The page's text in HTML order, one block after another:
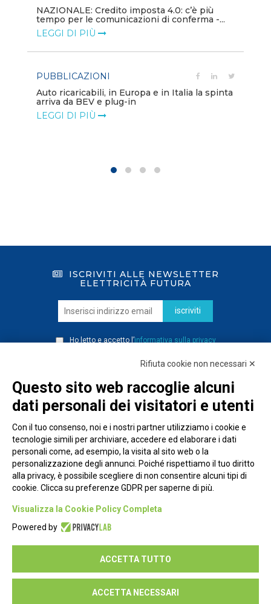
NAZIONALE: Credito imposta 4.0: c’è più
tempo per le comunicazioni di conferma -...
LEGGI DI PIÙ
PUBBLICAZIONI
Auto ricaricabili, in Europa e in Italia la spinta
arriva da BEV e plug-in
LEGGI DI PIÙ
ISCRIVITI ALLE NEWSLETTER
ELETTRICITÀ FUTURA
iscriviti
Ho letto e accetto l’informativa sulla privacy
Piazza Alessandria, 24 - 00198 Roma
Privacy Policy
Seguici su:
Rifiuta cookie non necessari ✕
Questo sito web raccoglie alcuni
dati personali dei visitatori e utenti
Con il tuo consenso, noi e i nostri partner utilizziamo i cookie e
tecnologie simili per archiviare, accedere ed elaborare i dati
personali come, ad esempio, la visita al sito web o la
personalizzazione degli annunci. Poiché rispettiamo il tuo diritto
alla privacy, è possibile scegliere di non consentire alcuni tipi di
cookie. Clicca su preferenze GDPR per saperne di più.
Visualizza la Cookie Policy Completa
Powered by
ACCETTA TUTTO
ACCETTA NECESSARI